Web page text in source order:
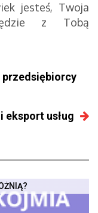
jesteś, Twoja
z Tobą
eksport usług